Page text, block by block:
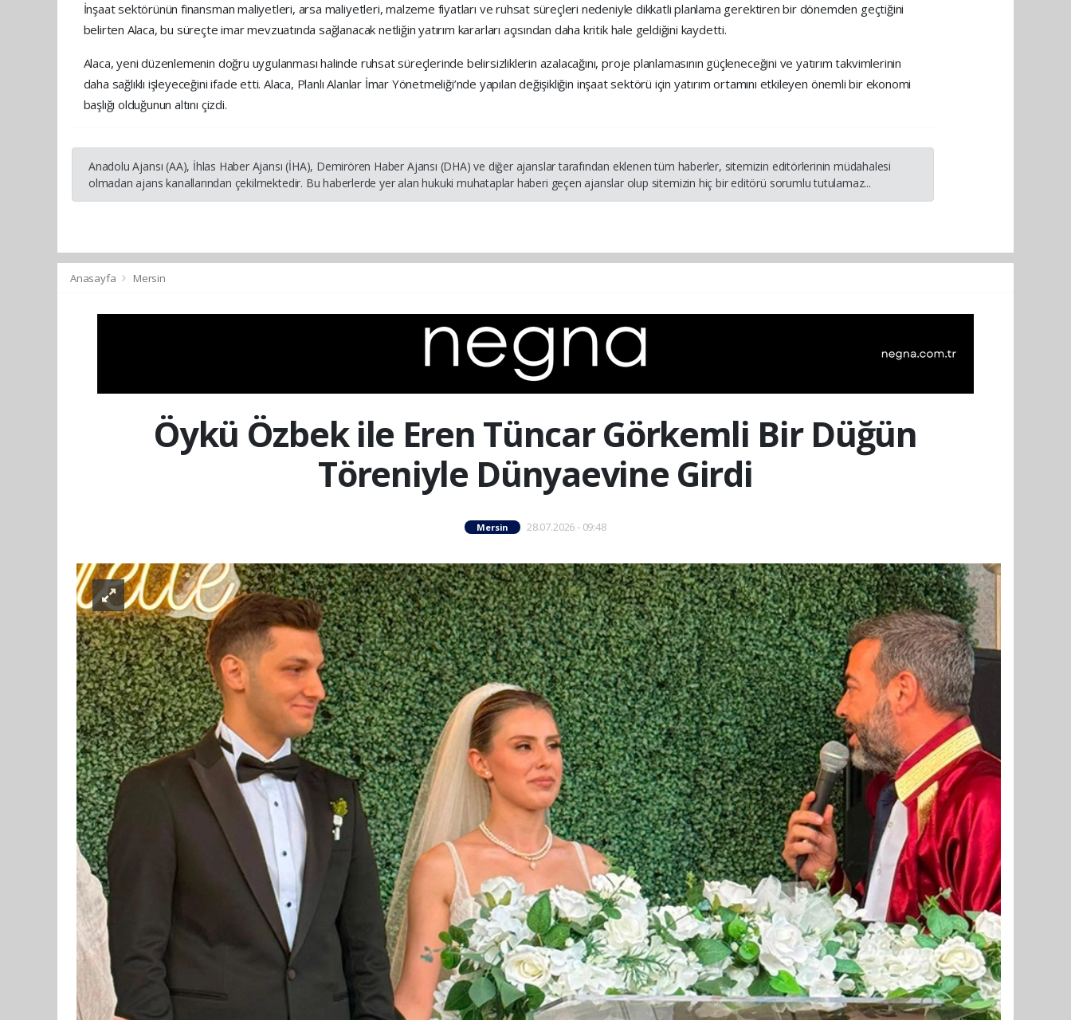
İnşaat sektörünün finansman maliyetleri, arsa maliyetleri, malzeme fiyatları ve ruhsat süreçleri nedeniyle dikkatli planlama gerektiren bir dönemden geçtiğini
belirten Alaca, bu süreçte imar mevzuatında sağlanacak netliğin yatırım kararları açısından daha kritik hale geldiğini kaydetti.
Alaca, yeni düzenlemenin doğru uygulanması halinde ruhsat süreçlerinde belirsizliklerin azalacağını, proje planlamasının güçleneceğini ve yatırım takvimlerinin
daha sağlıklı işleyeceğini ifade etti. Alaca, Planlı Alanlar İmar Yönetmeliği’nde yapılan değişikliğin inşaat sektörü için yatırım ortamını etkileyen önemli bir ekonomi
başlığı olduğunun altını çizdi.
Anadolu Ajansı (AA), İhlas Haber Ajansı (İHA), Demirören Haber Ajansı (DHA) ve diğer ajanslar tarafından eklenen tüm haberler, sitemizin editörlerinin müdahalesi
olmadan ajans kanallarından çekilmektedir. Bu haberlerde yer alan hukuki muhataplar haberi geçen ajanslar olup sitemizin hiç bir editörü sorumlu tutulamaz...
Anasayfa Mersin
Öykü Özbek ile Eren Tüncar Görkemli Bir Düğün
Töreniyle Dünyaevine Girdi
Mersin 28.07.2026 - 09:48